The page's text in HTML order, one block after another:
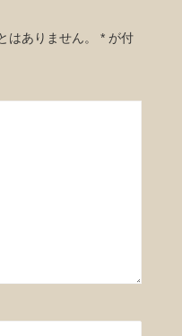
はありません。 * が付